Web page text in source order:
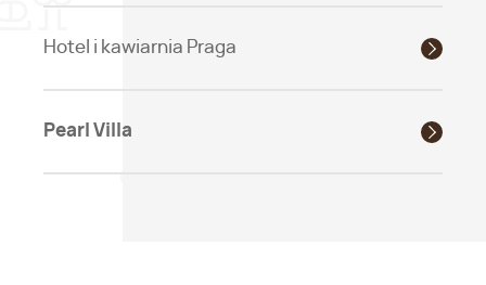
Hotel i kawiarnia Praga
Pearl Villa